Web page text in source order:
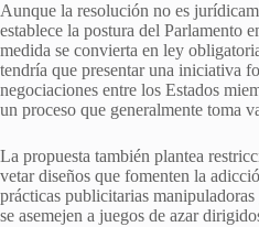
Aunque la resolución no es
establece la postura del Parlamento
medida se convierta en ley
tendría que presentar una iniciativa
negociaciones entre los Estados
un proceso que generalmente toma
La propuesta también plantea
vetar diseños que fomenten la
prácticas publicitarias
se asemejen a juegos de azar